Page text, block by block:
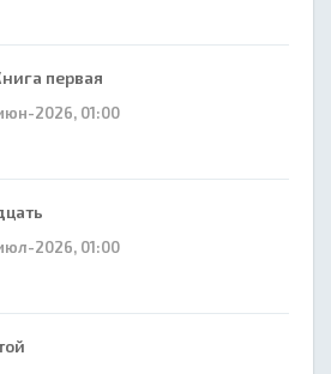
первая
2026, 01:00
2026, 01:00